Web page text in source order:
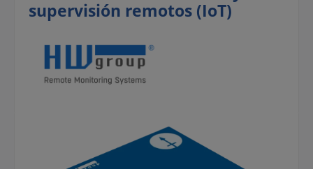
supervisión remotos (IoT)